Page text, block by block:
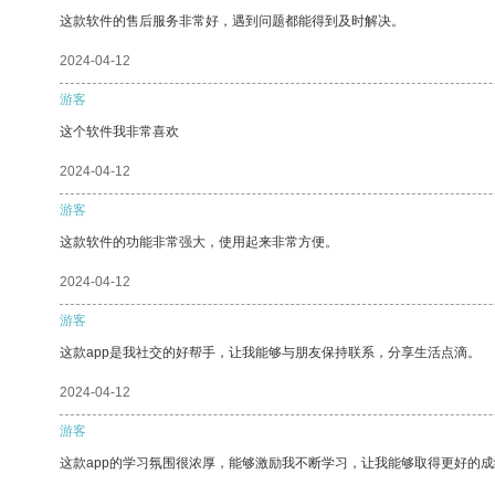
这款软件的售后服务非常好，遇到问题都能得到及时解决。
2024-04-12
游客
这个软件我非常喜欢
2024-04-12
游客
这款软件的功能非常强大，使用起来非常方便。
2024-04-12
游客
这款app是我社交的好帮手，让我能够与朋友保持联系，分享生活点滴。
2024-04-12
游客
这款app的学习氛围很浓厚，能够激励我不断学习，让我能够取得更好的